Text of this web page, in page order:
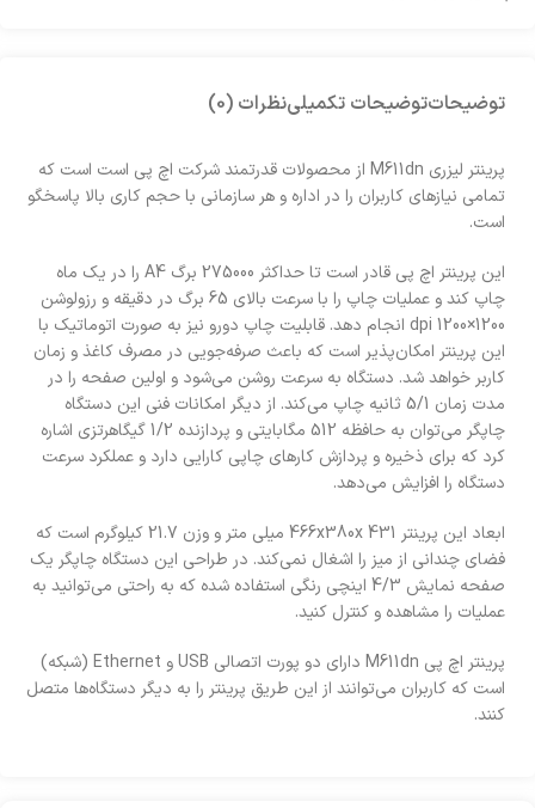
توضیحاتتوضیحات تکمیلینظرات (0)
پرینتر لیزری M611dn از محصولات قدرتمند شرکت اچ پی است است که
تمامی نیاز‌های کاربران را در اداره و هر سازمانی با حجم کاری بالا پاسخگو
است.
این پرینتر اچ پی قادر است تا حداکثر 275000 برگ A4 را در یک ماه
چاپ کند و عملیات چاپ را با سرعت بالای 65 برگ در دقیقه و رزولوشن
1200×1200 dpi انجام دهد. قابلیت چاپ دورو نیز به صورت اتوماتیک با
این پرینتر امکان‌پذیر است که باعث صرفه‌جویی در مصرف کاغذ و زمان
کاربر خواهد شد. دستگاه به سرعت روشن می‌شود و اولین صفحه را در
مدت زمان 5/1 ثانیه چاپ می‌کند. از دیگر امکانات فنی این دستگاه
چاپگر می‌توان به حافظه 512 مگابایتی و پردازنده 1/2 گیگاهرتزی اشاره
کرد که برای ذخیره و پردازش کار‌های چاپی کارایی دارد و عملکرد سرعت
دستگاه را افزایش می‌دهد.
ابعاد این پرینتر 431 466x380x میلی متر و وزن 21.7 کیلوگرم است که
فضای چندانی از میز را اشغال نمی‌کند. در طراحی این دستگاه چاپگر یک
صفحه نمایش 4/3 اینچی رنگی استفاده شده که به راحتی می‌توانید به
عملیات را مشاهده و کنترل کنید.
پرینتر اچ پی M611dn دارای دو پورت اتصالی USB و Ethernet (شبکه)
است که کاربران می‌توانند از این طریق پرینتر را به دیگر دستگاه‌ها متصل
کنند.